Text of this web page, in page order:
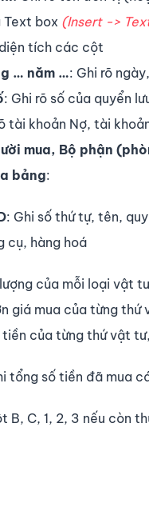
Text box (Insert ->
tích các cột
… năm …: Ghi rõ
: Ghi rõ số của quyển
tài khoản Nợ, tài
mua, Bộ phận
bảng:
: Ghi số thứ tự, tên,
cụ, hàng hoá
của mỗi loại vật
giá mua của từng
tiền của từng thứ vật
tổng số tiền đã mua
B, C, 1, 2, 3 nếu còn